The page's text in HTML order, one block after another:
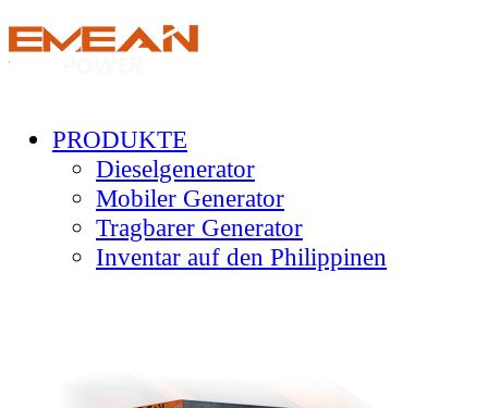
PRODUKTE
Dieselgenerator
Mobiler Generator
Tragbarer Generator
Inventar auf den Philippinen